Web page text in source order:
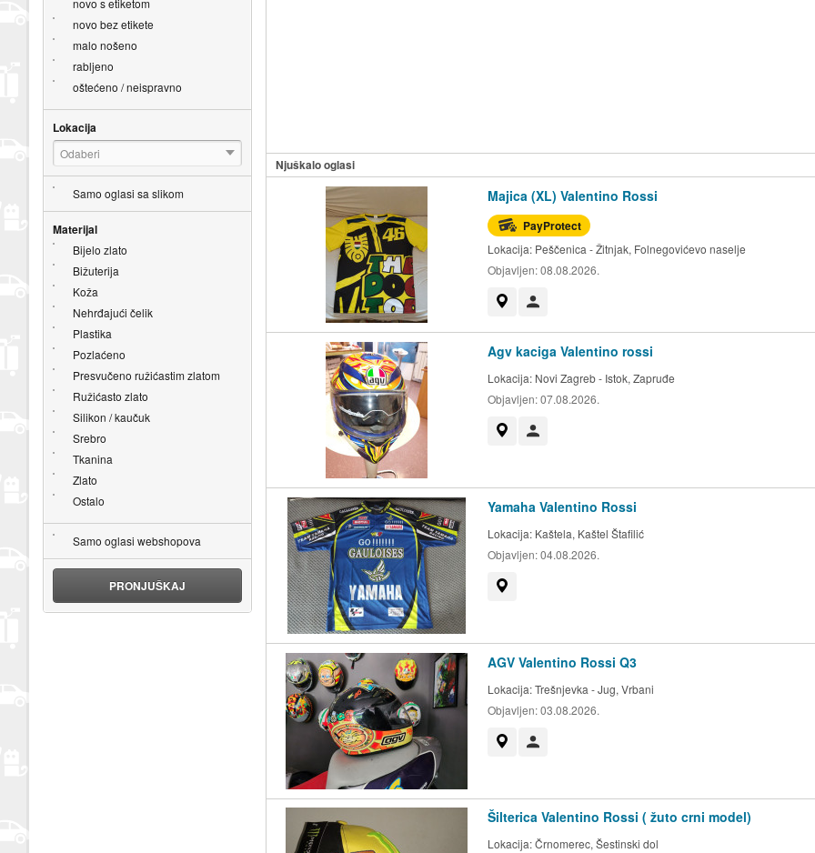
Njuškalo oglasi
Majica (XL) Valentino Rossi
PayProtect
Lokacija: Peščenica - Žitnjak, Folnegovićevo naselje
Objavljen:08.08.2026.
Agv kaciga Valentino rossi
Lokacija: Novi Zagreb - Istok, Zapruđe
Objavljen:07.08.2026.
Yamaha Valentino Rossi
Lokacija: Kaštela, Kaštel Štafilić
Objavljen:04.08.2026.
AGV Valentino Rossi Q3
Lokacija:Trešnjevka - Jug, Vrbani
Objavljen:03.08.2026.
Šilterica Valentino Rossi ( žuto crni model)
Lokacija:Črnomerec, Šestinski dol
novo bez etikete
malo nošeno
rabljeno
oštećeno / neispravno
Lokacija
Odaberi
Samo oglasi sa slikom
Materijal
Bijelo zlato
Bižuterija
Koža
Nehrđajući čelik
Plastika
Pozlaćeno
Presvučeno ružićastim zlatom
Ružićasto zlato
Silikon / kaučuk
Srebro
Tkanina
Zlato
Ostalo
Samo oglasi webshopova
PRONJUŠKAJ